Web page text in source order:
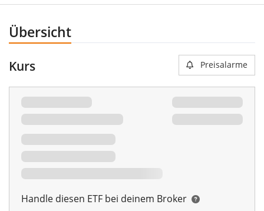
Übersicht
Kurs Preisalarme
Handle diesen ETF bei deinem Broker